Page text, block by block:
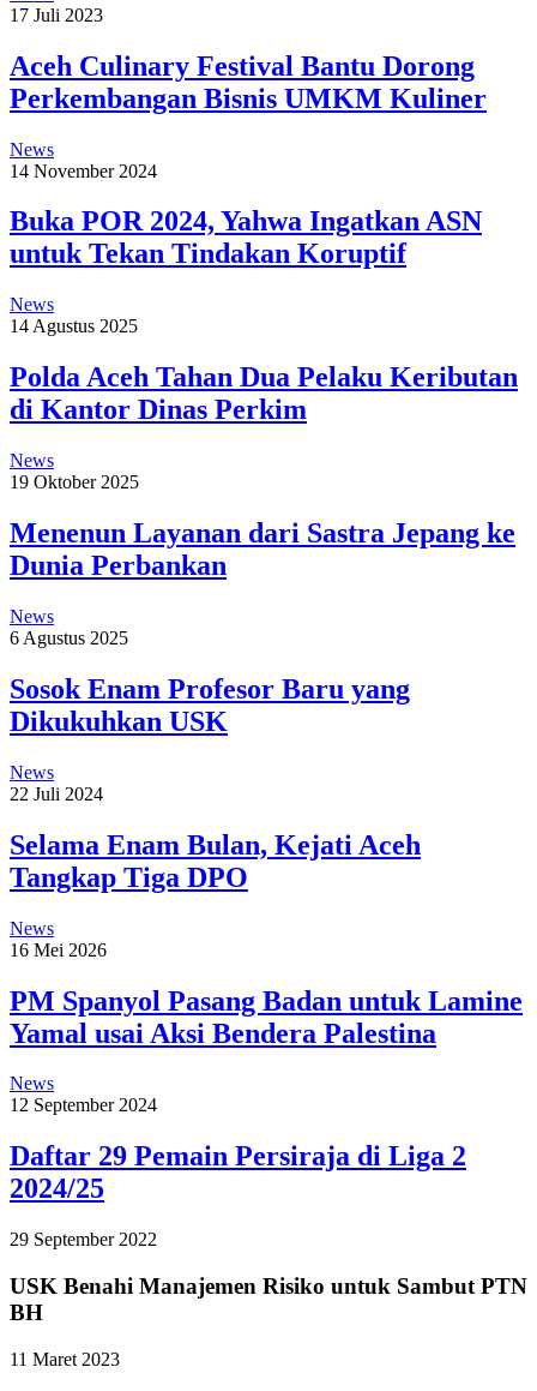
17 Juli 2023
Aceh Culinary Festival Bantu Dorong
Perkembangan Bisnis UMKM Kuliner
News
14 November 2024
Buka POR 2024, Yahwa Ingatkan ASN
untuk Tekan Tindakan Koruptif
News
14 Agustus 2025
Polda Aceh Tahan Dua Pelaku Keributan
di Kantor Dinas Perkim
News
19 Oktober 2025
Menenun Layanan dari Sastra Jepang ke
Dunia Perbankan
News
6 Agustus 2025
Sosok Enam Profesor Baru yang
Dikukuhkan USK
News
22 Juli 2024
Selama Enam Bulan, Kejati Aceh
Tangkap Tiga DPO
News
16 Mei 2026
PM Spanyol Pasang Badan untuk Lamine
Yamal usai Aksi Bendera Palestina
News
12 September 2024
Daftar 29 Pemain Persiraja di Liga 2
2024/25
29 September 2022
USK Benahi Manajemen Risiko untuk Sambut PTN
BH
11 Maret 2023